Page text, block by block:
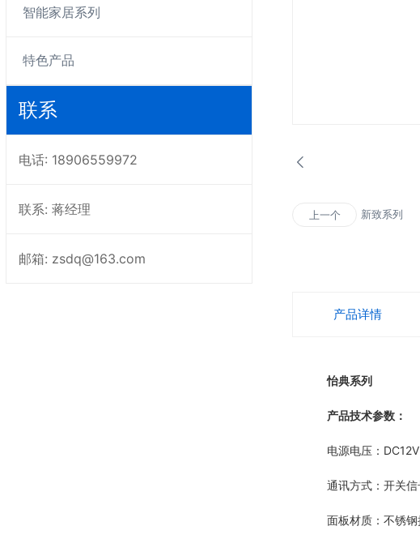
智能家居系列
特色产品
联系
电话: 18906559972
联系: 蒋经理
邮箱: zsdq@163.com
上一个 新致系列
产品详情
怡典系列
产品技术参数：
电源电压：DC12V
通讯方式：开关信
面板材质：不锈钢